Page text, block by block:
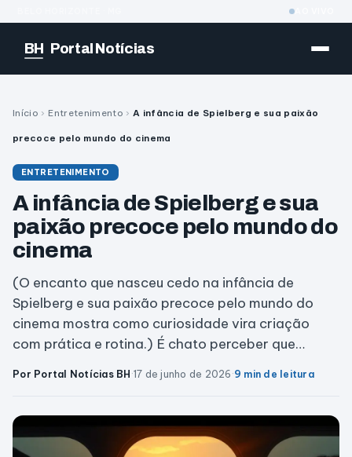
BH Portal Notícias
Início › Entretenimento › A infância de Spielberg e sua paixão
precoce pelo mundo do cinema
ENTRETENIMENTO
A infância de Spielberg e sua
paixão precoce pelo mundo do
cinema
(O encanto que nasceu cedo na infância de
Spielberg e sua paixão precoce pelo mundo do
cinema mostra como curiosidade vira criação
com prática e rotina.) É chato perceber que…
Por Portal Notícias BH·17 de junho de 2026·9 min de leitura